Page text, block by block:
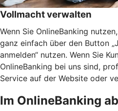
Vollmacht verwalten
Wenn Sie OnlineBanking
ganz einfach über den Button
anmelden“ nutzen. Wenn Sie
OnlineBanking bei uns sind,
Service auf der Website oder
Im OnlineBanking